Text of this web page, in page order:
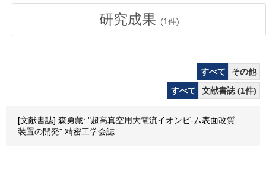
研究成果 (1件)
すべて
その他
すべて
文献書誌 (1件)
[文献書誌] 森勇藏: "超高真空用大電流イオンビ-ム表面改質
装置の開発" 精密工学会誌.